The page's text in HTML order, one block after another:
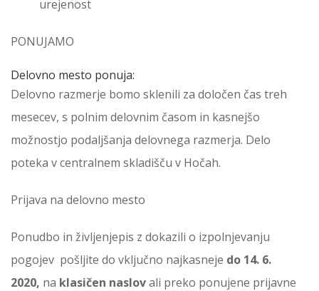
urejenost
PONUJAMO
Delovno mesto ponuja:
Delovno razmerje bomo sklenili za določen čas treh
mesecev, s polnim delovnim časom in kasnejšo
možnostjo podaljšanja delovnega razmerja. Delo
poteka v centralnem skladišču v Hočah.
Prijava na delovno mesto
Ponudbo in življenjepis z dokazili o izpolnjevanju
pogojev pošljite do vključno najkasneje do 14. 6.
2020, na klasičen naslovali preko ponujene prijavne